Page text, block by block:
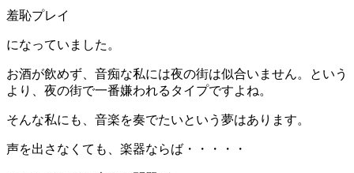
羞恥プレイ
になっていました。
お酒が飲めず、音痴な私には夜の街は似合いません。という
より、夜の街で一番嫌われるタイプですよね。
そんな私にも、音楽を奏でたいという夢はあります。
声を出さなくても、楽器ならば・・・・・